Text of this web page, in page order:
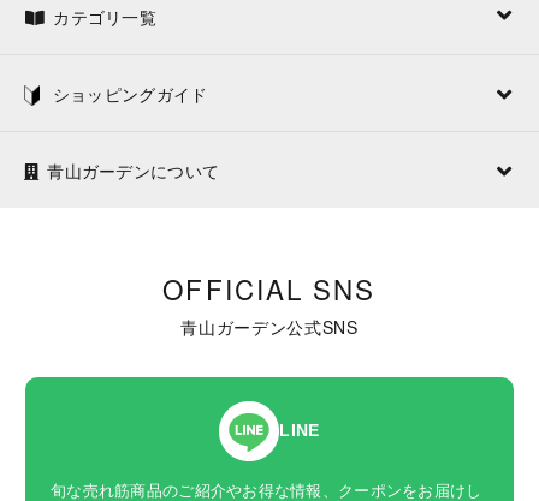
カテゴリ一覧
ショッピングガイド
青山ガーデンについて
OFFICIAL SNS
青山ガーデン公式SNS
LINE
旬な売れ筋商品のご紹介やお得な情報、クーポンをお届けし